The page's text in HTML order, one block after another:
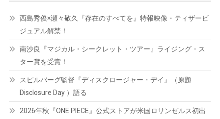
西島秀俊×瀬々敬久『存在のすべてを』特報映像・ティザービ
ジュアル解禁！
南沙良『マジカル・シークレット・ツアー』ライジング・ス
ター賞を受賞！
スピルバーグ監督『ディスクロージャー・デイ』（原題
Disclosure Day ）語る
2026年秋『ONE PIECE』公式ストアが米国ロサンゼルス初出